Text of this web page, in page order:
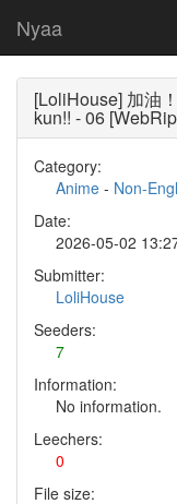
Nyaa
[LoliHouse] 加油
kun!! - 06
Category:
Anime - Non-
Date:
2026-05-02
Submitter:
LoliHouse
Seeders:
7
Information:
No information.
Leechers:
0
File size: